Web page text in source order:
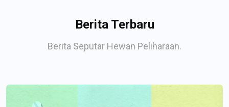
Berita Terbaru
Berita Seputar Hewan Peliharaan.